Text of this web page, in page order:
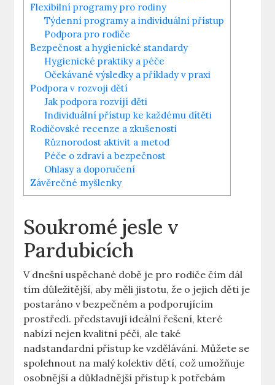
Flexibilní programy pro rodiny
Týdenní programy a individuální přístup
Podpora pro rodiče
Bezpečnost a hygienické standardy
Hygienické praktiky a péče
Očekávané výsledky a příklady v praxi
Podpora v rozvoji dětí
Jak podpora rozvíjí děti
Individuální přístup ke každému dítěti
Rodičovské recenze a zkušenosti
Různorodost aktivit a metod
Péče o zdraví a bezpečnost
Ohlasy a doporučení
Závěrečné myšlenky
Soukromé jesle v
Pardubicích
V dnešní uspěchané době je pro rodiče čím dál
tím důležitější, aby měli jistotu, že o jejich děti je
postaráno v bezpečném a podporujícím
prostředí. představují ideální řešení, které
nabízí nejen kvalitní péči, ale také
nadstandardní přístup ke vzdělávání. Můžete se
spolehnout na malý kolektiv dětí, což umožňuje
osobnější a důkladnější přístup k potřebám